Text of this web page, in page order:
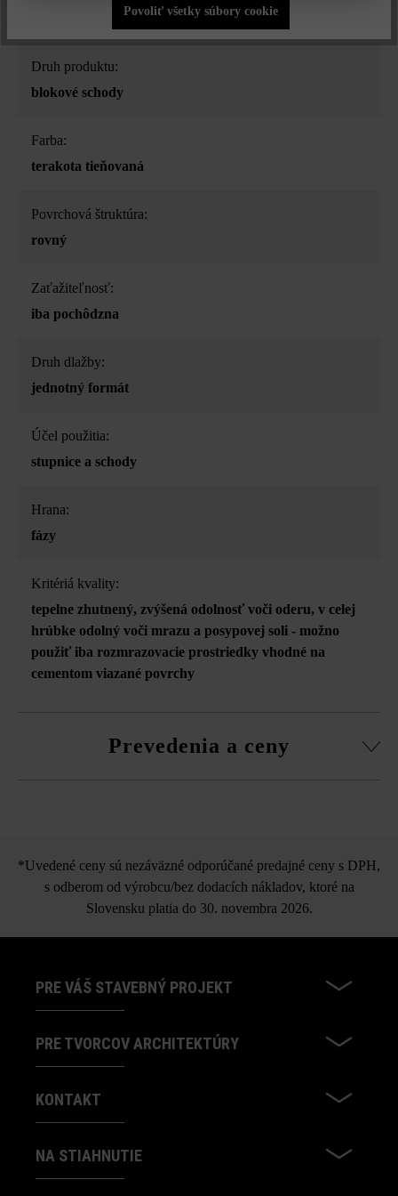
Druh produktu:
blokové schody
Farba:
terakota tieňovaná
Povrchová štruktúra:
rovný
Zaťažiteľnosť:
iba pochôdzna
Druh dlažby:
jednotný formát
Účel použitia:
stupnice a schody
Hrana:
fázy
Kritériá kvality:
tepelne zhutnený, zvýšená odolnosť voči oderu, v celej
hrúbke odolný voči mrazu a posypovej soli - možno
použiť iba rozmrazovacie prostriedky vhodné na
cementom viazané povrchy
Prevedenia a ceny
*Uvedené ceny sú nezáväzné odporúčané predajné ceny s DPH,
s odberom od výrobcu/bez dodacích nákladov, ktoré na
Slovensku platia do 30. novembra 2026.
PRE VÁŠ STAVEBNÝ PROJEKT
PRE TVORCOV ARCHITEKTÚRY
KONTAKT
NA STIAHNUTIE
Povoliť všetky súbory cookie